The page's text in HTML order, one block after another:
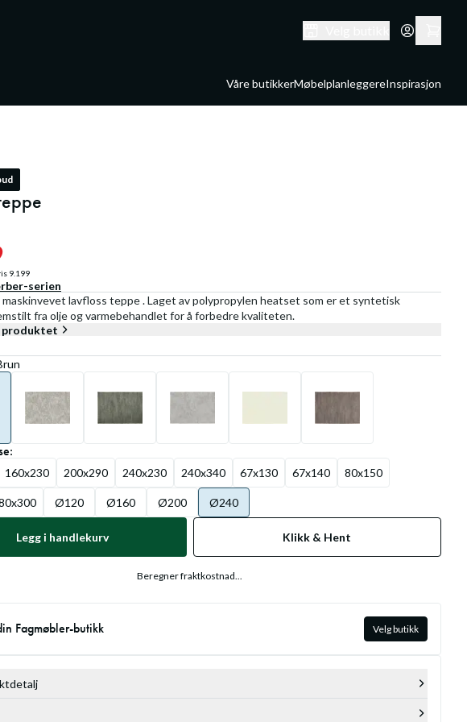
Våre butikkerMøbelplanleggereInspirasjon
9.199
-serien
lavfloss teppe . Laget av polypropylen heatset som er et syntetisk
fra olje og varmebehandlet for å forbedre kvaliteten.
produktet
:
160x230 200x290 240x230 240x340 67x130 67x140 80x150
Ø120 Ø160 Ø200 Ø240
Legg i handlekurv Klikk & Hent
Beregner fraktkostnad...
Fagmøbler-butikk Velg butikk